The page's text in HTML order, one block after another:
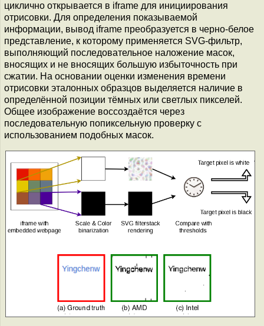
циклично открывается в iframe для инициирования
отрисовки. Для определения показываемой
информации, вывод iframe преобразуется в черно-белое
представление, к которому применяется SVG-фильтр,
выполняющий последовательное наложение масок,
вносящих и не вносящих большую избыточность при
сжатии. На основании оценки изменения времени
отрисовки эталонных образцов выделяется наличие в
определённой позиции тёмных или светлых пикселей.
Общее изображение воссоздаётся через
последовательную попиксельную проверку с
использованием подобных масок.